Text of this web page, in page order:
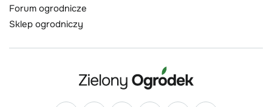
Forum ogrodnicze
Sklep ogrodniczy